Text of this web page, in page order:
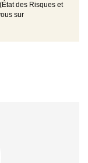
des Risques et
sur